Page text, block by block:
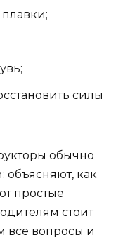
силы
обычно
объясняют, как
простые
стоит
все вопросы и